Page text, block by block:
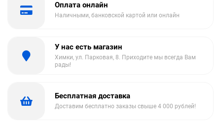
Оплата онлайн
Наличными, банковской картой или онлайн
У нас есть магазин
Химки, ул. Парковая, 8. Приходите мы всегда Вам
рады!
Бесплатная доставка
Доставим бесплатно заказы свыше 4 000 рублей!